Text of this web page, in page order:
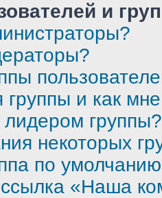
и
группы и как
лидером группы?
некоторых
по
ссылка «Наша